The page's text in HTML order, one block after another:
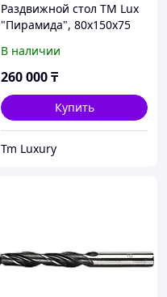
Раздвижной стол TM Lux
"Пирамида", 80х150x75
коричневый
В наличии
260 000₸
Купить
Tm Luxury